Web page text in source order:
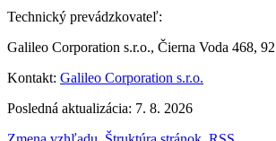
Technický prevádzkovateľ:
Galileo Corporation s.r.o., Čierna Voda 468,
Kontakt: Galileo Corporation s.r.o.
Posledná aktualizácia: 7. 8. 2026